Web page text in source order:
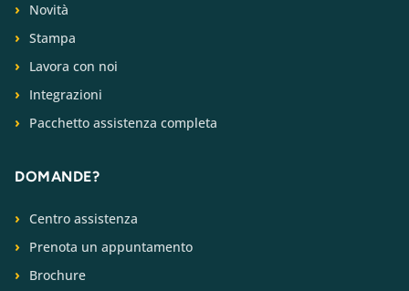
Novità
Stampa
Lavora con noi
Integrazioni
Pacchetto assistenza completa
DOMANDE?
Centro assistenza
Prenota un appuntamento
Brochure